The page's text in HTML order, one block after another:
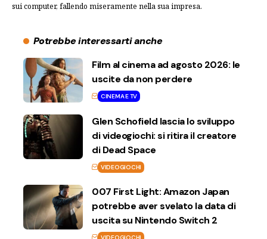
sui computer, fallendo miseramente nella sua impresa.
Potrebbe interessarti anche
Film al cinema ad agosto 2026: le
uscite da non perdere
CINEMA E TV
Glen Schofield lascia lo sviluppo
di videogiochi: si ritira il creatore
di Dead Space
VIDEOGIOCHI
007 First Light: Amazon Japan
potrebbe aver svelato la data di
uscita su Nintendo Switch 2
VIDEOGIOCHI